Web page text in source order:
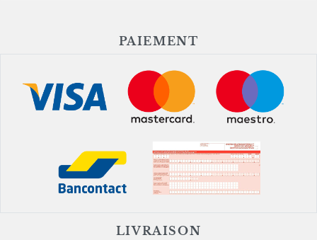
PAIEMENT
LIVRAISON